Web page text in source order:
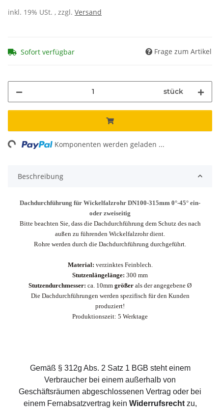
inkl. 19% USt. , zzgl. Versand
Sofort verfügbar Frage zum Artikel
stück
Komponenten werden geladen ...
Beschreibung
Dachdurchführung für Wickelfalzrohr DN100-315mm 0°-45° ein-
oder zweiseitig
Bitte beachten Sie, dass die Dachdurchführung dem Schutz des nach
außen zu führenden Wickelfalzrohr dient.
Rohre werden durch die Dachdurchführung durchgeführt.
Material: verzinktes Feinblech.
Stutzenlängelänge: 300 mm
Stutzendurchmesser: ca. 10mm größer als der angegebene Ø
Die Dachdurchführungen werden spezifisch für den Kunden
produziert!
Produktionszeit: 5 Werktage
Gemäß § 312g Abs. 2 Satz 1 BGB steht einem
Verbraucher bei einem außerhalb von
Geschäftsräumen abgeschlossenen Vertrag oder bei
einem Fernabsatzvertrag kein Widerrufsrecht zu,